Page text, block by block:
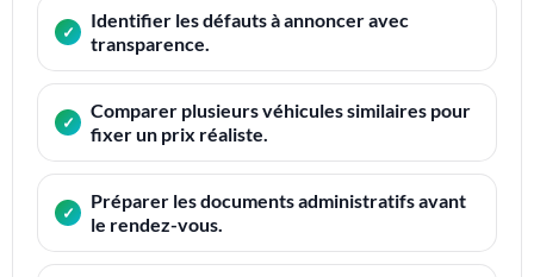
Identifier les défauts à annoncer avec
transparence.
Comparer plusieurs véhicules similaires pour
fixer un prix réaliste.
Préparer les documents administratifs avant
le rendez-vous.